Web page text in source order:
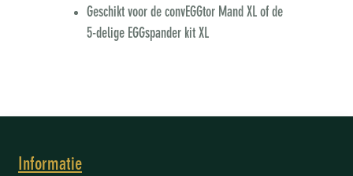
Geschikt voor de convEGGtor Mand XL of de
5-delige EGGspander kit XL
Informatie